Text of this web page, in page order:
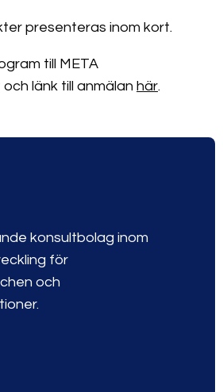
presenteras inom kort.
till META
länk till anmälan här.
konsultbolag inom
för
och